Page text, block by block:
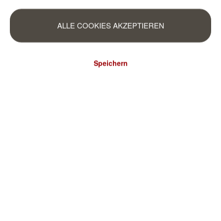
ALLE COOKIES AKZEPTIEREN
Speichern